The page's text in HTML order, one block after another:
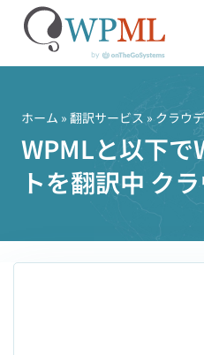
ッ
ホーム » 翻訳サービス » クラウ
WPMLと以下
トを翻訳中 ク